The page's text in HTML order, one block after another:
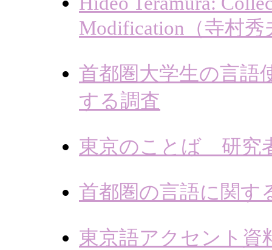
Modification（寺村
首都圏大学生の言語
する調査
東京のことば 研究
首都圏の言語に関す
東京語アクセント資